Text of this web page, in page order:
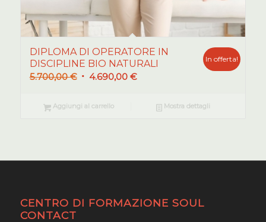
DIPLOMA DI OPERATORE IN
DISCIPLINE BIO NATURALI
5.700,00€ Il
originale
4.690,00 €Il
attuale
In offerta!
Aggiungi al carrello Mostra dettagli
CENTRO DI FORMAZIONE SOUL
CONTACT